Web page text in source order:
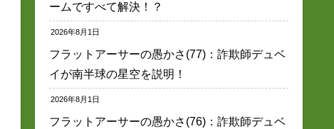
ームですべて解決！？
2026年8月1日
フラットアーサーの愚かさ(77)：詐欺師デュベ
イが南半球の星空を説明！
2026年8月1日
フラットアーサーの愚かさ(76)：詐欺師デュベ